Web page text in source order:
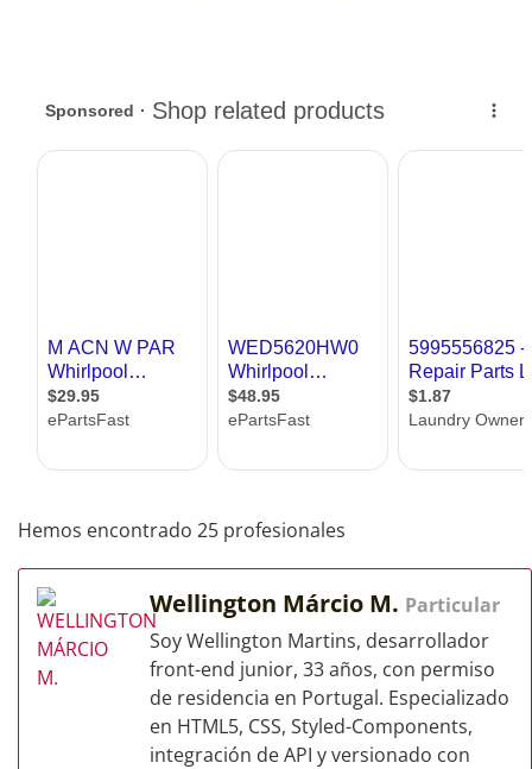
Hemos encontrado 25 profesionales
Wellington Márcio M. Particular
Soy Wellington Martins, desarrollador
front-end junior, 33 años, con permiso
de residencia en Portugal. Especializado
en HTML5, CSS, Styled-Components,
integración de API y versionado con